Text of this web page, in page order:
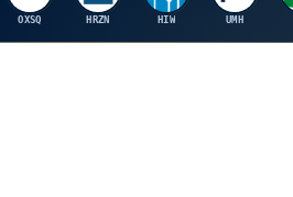
OXSQ HRZN HIW UMH